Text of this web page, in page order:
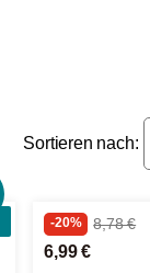
Sortieren nach:
-20% 8,78 €
6,99 €